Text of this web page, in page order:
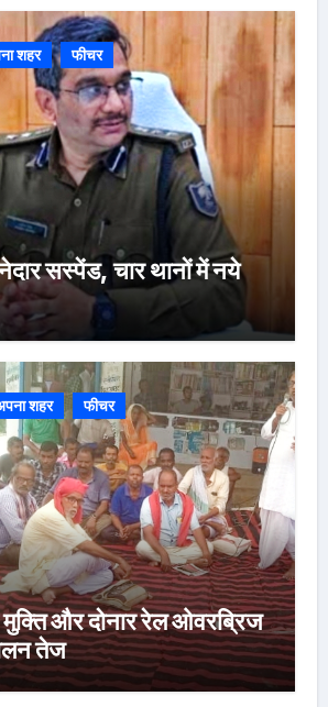
शहर फीचर
सस्पेंड, चार थानों में नये
शहर फीचर
और दोनार रेल ओवरब्रिज
तेज